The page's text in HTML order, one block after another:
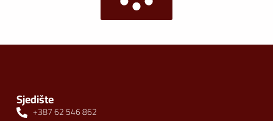
Sjedište
+387 62 546 862